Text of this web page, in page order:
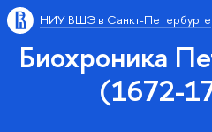
НИУ ВШЭ в Санкт-Петербурге
Биохроника
(1672-